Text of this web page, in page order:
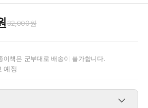
32,000원
이책은 군부대로 배송이 불가합니다.
예정